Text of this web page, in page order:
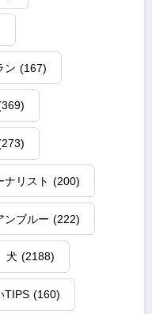
ン (167)
ナリスト (200)
ンブルー (222)
犬 (2188)
TIPS (160)